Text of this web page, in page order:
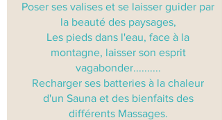
Poser ses valises et se laisser guider par
la beauté des paysages,
Les pieds dans l'eau, face à la
montagne, laisser son esprit
vagabonder..........
Recharger ses batteries à la chaleur
d'un Sauna et des bienfaits des
différents Massages.